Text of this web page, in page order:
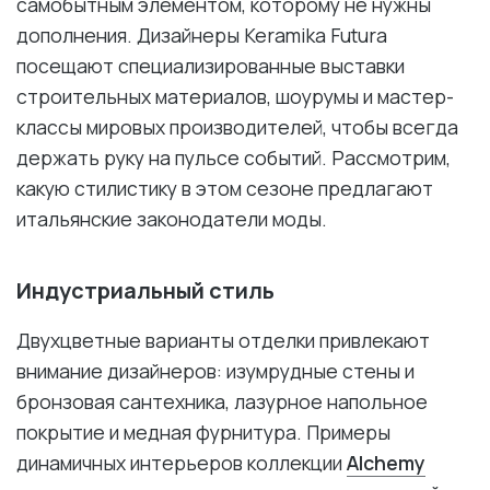
дополнения. Дизайнеры Keramika Futura
посещают специализированные выставки
строительных материалов, шоурумы и мастер-
классы мировых производителей, чтобы всегда
держать руку на пульсе событий. Рассмотрим,
какую стилистику в этом сезоне предлагают
итальянские законодатели моды.
Индустриальный стиль
Двухцветные варианты отделки привлекают
внимание дизайнеров: изумрудные стены и
бронзовая сантехника, лазурное напольное
покрытие и медная фурнитура. Примеры
динамичных интерьеров коллекции Alchemy